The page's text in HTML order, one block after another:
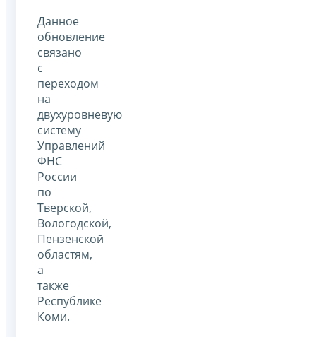
Данное
обновление
связано
с
переходом
на
двухуровневую
систему
Управлений
ФНС
России
по
Тверской,
Вологодской,
Пензенской
областям,
а
также
Республике
Коми.